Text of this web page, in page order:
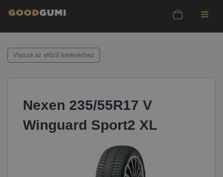
Vissza az előző kereséshez
Nexen 235/55R17 V
Winguard Sport2 XL